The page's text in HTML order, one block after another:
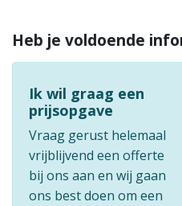
Heb je voldoende
Ik wil graag een
prijsopgave
Vraag gerust helemaal
vrijblijvend een offerte
bij ons aan en wij gaan
ons best doen om een